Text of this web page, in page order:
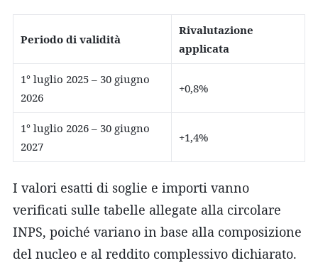
Periodo di validità
Rivalutazione
applicata
1° luglio 2025 – 30 giugno
2026
+0,8%
1° luglio 2026 – 30 giugno
2027
+1,4%
I valori esatti di soglie e importi vanno
verificati sulle tabelle allegate alla circolare
INPS, poiché variano in base alla composizione
del nucleo e al reddito complessivo dichiarato.